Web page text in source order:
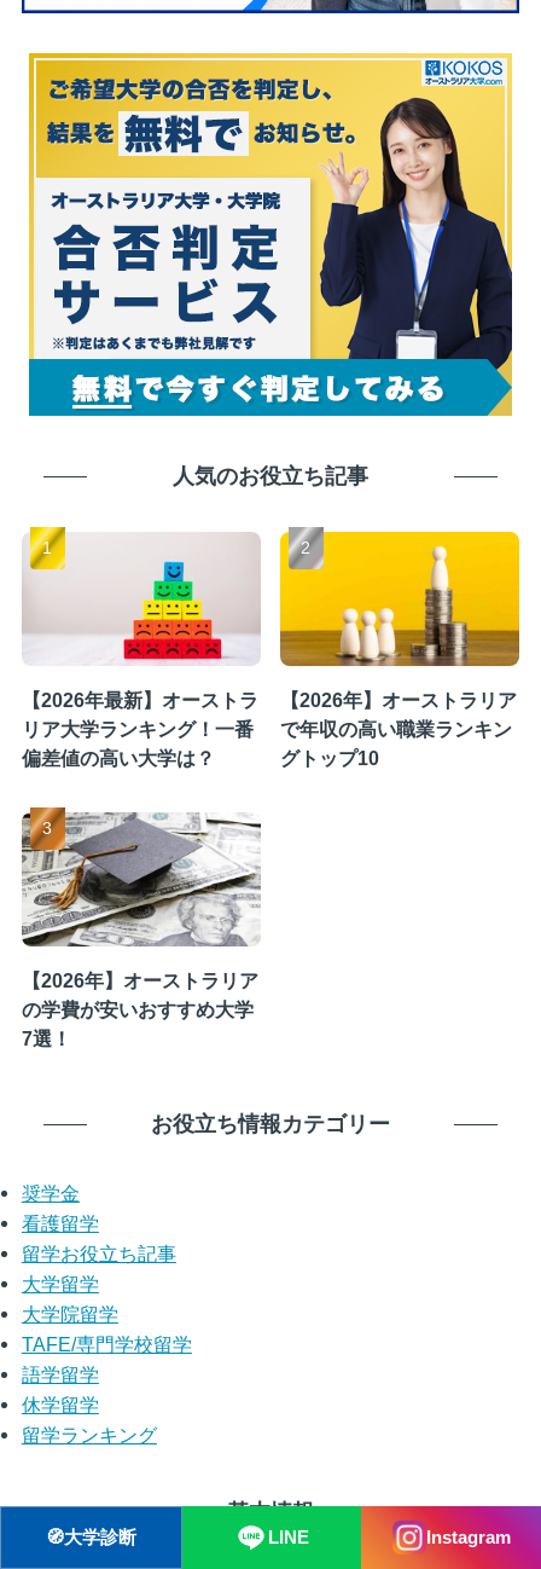
🧭大学診断 LINE Instagram
人気のお役立ち記事
【2026年最新】オーストラ
リア大学ランキング！一番
偏差値の高い大学は？
【2026年】オーストラリア
で年収の高い職業ランキン
グトップ10
【2026年】オーストラリア
の学費が安いおすすめ大学
7選！
お役立ち情報カテゴリー
奨学金
看護留学
留学お役立ち記事
大学留学
大学院留学
TAFE/専門学校留学
語学留学
休学留学
留学ランキング
基本情報